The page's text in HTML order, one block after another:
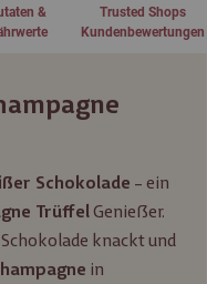
Schokolade – ein
TrüffelGenießer.
knackt und
in
&
Trusted Shops
Kundenbewertungen